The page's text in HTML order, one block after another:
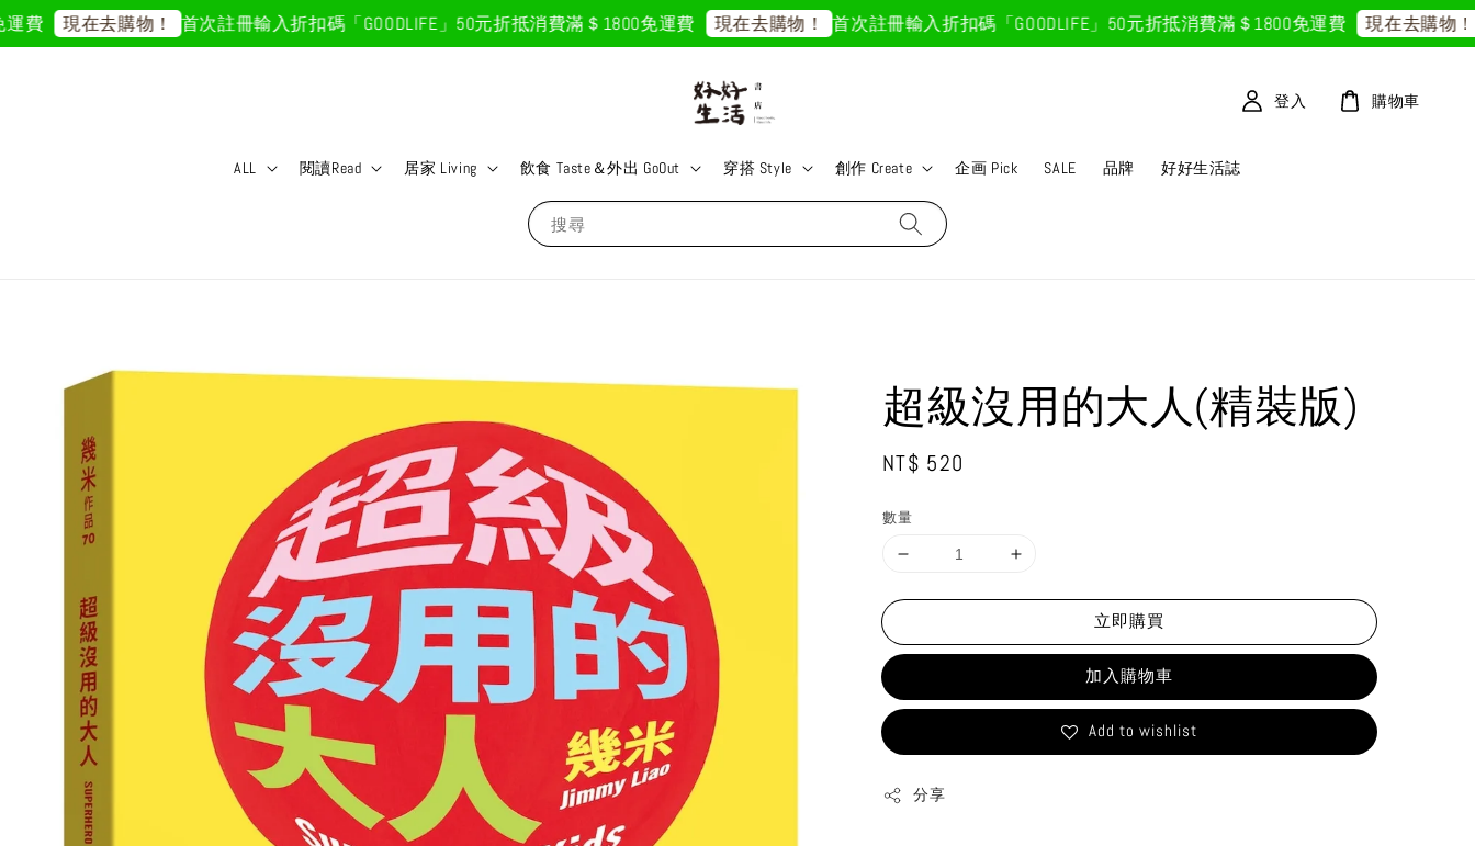
現在去購物！ 首次註冊輸入折扣碼「GOODLIFE」50元折抵消費滿＄1800免運費 現在去購物！ 首次註冊輸入折扣碼「GOODLIFE」50元折抵消費滿＄1800免運費 現在去購物！ 首
搜尋
ALL 閱讀Read 居家 Living 飲食 Taste＆外出 GoOut 穿搭 Style 創作 Create 企画 Pick SALE 品牌 好好生活誌
登入 購物車
超級沒用的大人(精裝版)
Regular
NT$ 520
數量
立即購買
加入購物車
Add to wishlist
分享